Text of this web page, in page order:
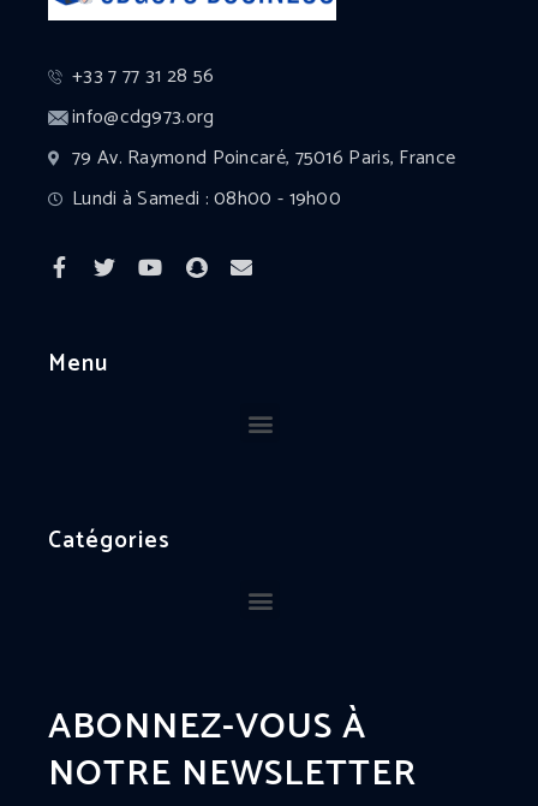
+33 7 77 31 28 56
info@cdg973.org
79 Av. Raymond Poincaré, 75016 Paris, France
Lundi à Samedi : 08h00 - 19h00
Menu
Catégories
ABONNEZ-VOUS À
NOTRE NEWSLETTER